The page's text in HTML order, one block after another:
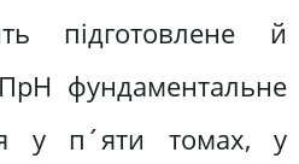
підготовлене й
фундаментальне
у п´яти томах, у